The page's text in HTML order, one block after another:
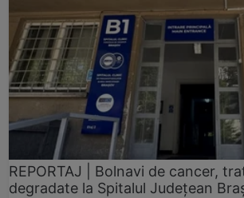
REPORTAJ | Bolnavi de cancer,
degradate la Spitalul Județean